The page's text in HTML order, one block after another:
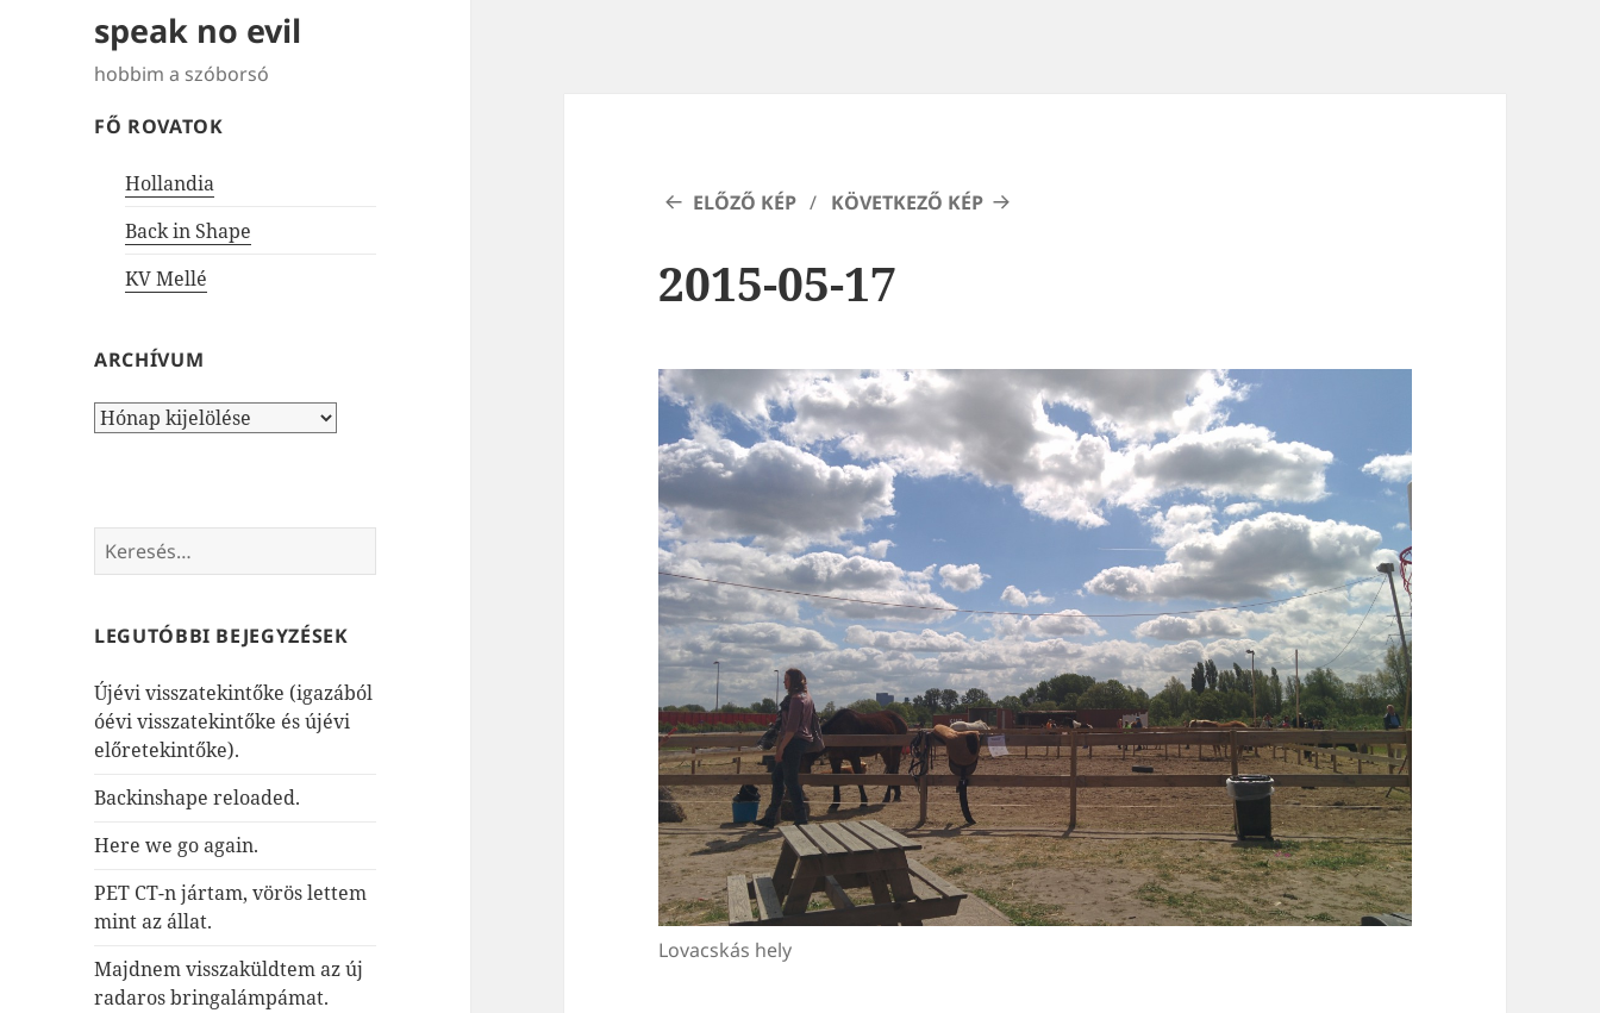
speak no evil
hobbim a szóborsó
FŐ ROVATOK
Hollandia
Back in Shape
KV Mellé
ARCHÍVUM
Archívum
Keresés:
LEGUTÓBBI BEJEGYZÉSEK
Újévi visszatekintőke (igazából
óévi visszatekintőke és újévi
előretekintőke).
Backinshape reloaded.
Here we go again.
PET CT-n jártam, vörös lettem
mint az állat.
Majdnem visszaküldtem az új
radaros bringalámpámat.
ELŐZŐ KÉP KÖVETKEZŐ KÉP
2015-05-17
Lovacskás hely